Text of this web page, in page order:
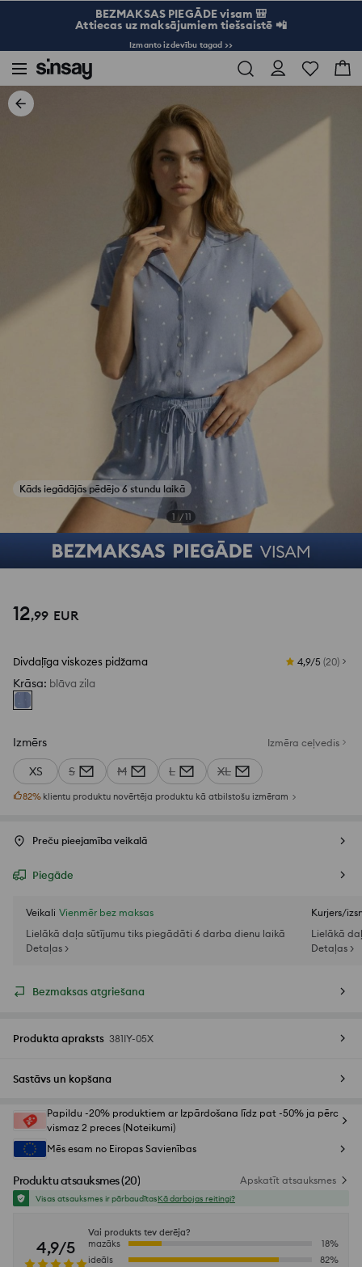
BEZMAKSAS PIEGĀDE visam 🎒
Attiecas uz maksājumiem tiešsaistē 📲
Izmanto izdevību tagad >>
Kāds iegādājās pēdējo 6 stundu laikā
1 /11
12,99 EUR
Divdaļīga viskozes pidžama 4,9/5 (20)
Krāsa: blāva zila
Izmērs Izmēra ceļvedis
XS S M L XL
82% klientu produktu novērtēja produktu kā atbilstošu izmēram
Preču pieejamība veikalā
Piegāde
Veikali Vienmēr bez maksas
Lielākā daļa sūtījumu tiks piegādāti 6 darba dienu laikā
Detaļas >
Kurjers/
Lielākā
Detaļas >
Bezmaksas atgriešana
Produkta apraksts 381IY-05X
Sastāvs un kopšana
Papildu -20% produktiem ar Izpārdošana līdz pat -50% ja pērc
vismaz 2 preces (Noteikumi)
Mēs esam no Eiropas Savienības
Produktu atsauksmes(20) Apskatīt atsauksmes
Visas atsauksmes ir pārbaudītasKā darbojas reitingi?
4,9/5
Vai produkts tev derēja?
mazāks
18%
ideāls
82%